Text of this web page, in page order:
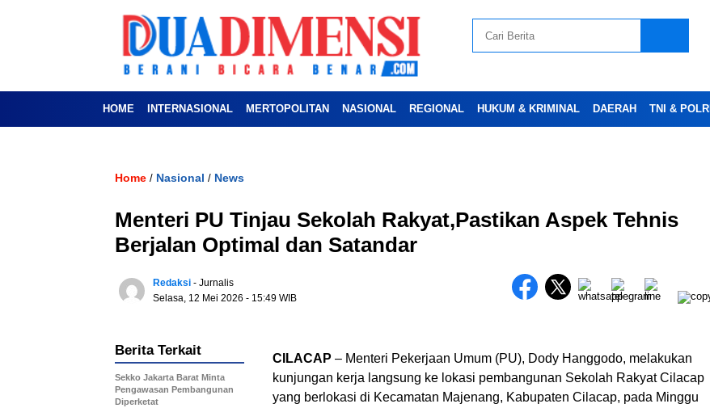
HOME INTERNASIONAL MERTOPOLITAN NASIONAL REGIONAL HUKUM & KRIMINAL DAERAH TNI & POLRI
Home / Nasional / News
Menteri PU Tinjau Sekolah Rakyat,Pastikan Aspek Tehnis
Berjalan Optimal dan Satandar
Redaksi - Jurnalis
Selasa, 12 Mei 2026 - 15:49 WIB
CILACAP – Menteri Pekerjaan Umum (PU), Dody Hanggodo, melakukan
kunjungan kerja langsung ke lokasi pembangunan Sekolah Rakyat Cilacap
yang berlokasi di Kecamatan Majenang, Kabupaten Cilacap, pada Minggu
Berita Terkait
Sekko Jakarta Barat Minta
Pengawasan Pembangunan
Diperketat